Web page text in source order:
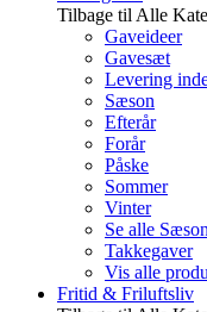
Tilbage til Alle
Gaveideer
Gavesæt
Levering
Sæson
Efterår
Forår
Påske
Sommer
Vinter
Se alle Sæson
Takkegaver
Vis alle
Fritid & Friluftsliv